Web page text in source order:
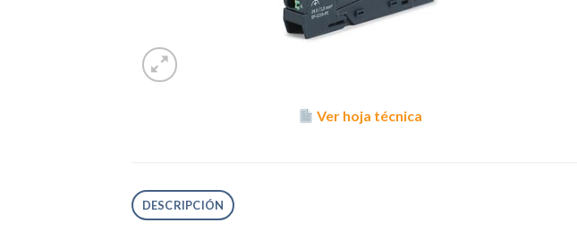
Ver hoja técnica
DESCRIPCIÓN